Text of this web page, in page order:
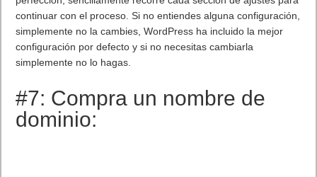
continuar con el proceso. Si no entiendes alguna configuración,
simplemente no la cambies, WordPress ha incluido la mejor
configuración por defecto y si no necesitas cambiarla
simplemente no lo hagas.
#7: Compra un nombre de
dominio: